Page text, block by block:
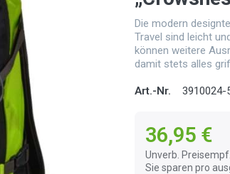
Die modern
Travel sind leicht
können weitere
damit stets alles
Art.-Nr. 3910024-
36,95 €
Unverb.
Sie sparen pro